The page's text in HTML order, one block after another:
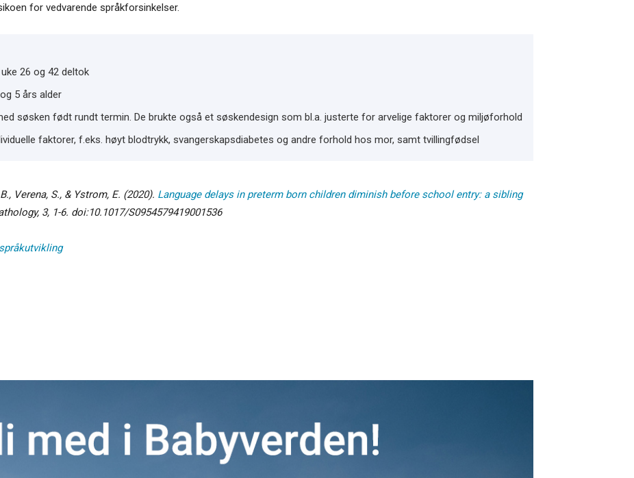
for vedvarende språkforsinkelser.
26 og 42 deltok
5 års alder
søsken født rundt termin. De brukte også et søskendesign som bl.a. justerte for arvelige faktorer og miljøforhold
faktorer, f.eks. høyt blodtrykk, svangerskapsdiabetes og andre forhold hos mor, samt tvillingfødsel
Verena, S., & Ystrom, E. (2020). Language delays in preterm born children diminish before school entry: a sibling
3, 1-6. doi:10.1017/S0954579419001536